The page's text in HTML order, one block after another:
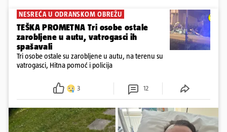
NESREĆA U ODRANSKOM OBREŽU
TEŠKA PROMETNA Tri osobe ostale
zarobljene u autu, vatrogasci ih
spašavali
Tri osobe ostale su zarobljene u autu, na terenu su
vatrogasci, Hitna pomoć i policija
3 12